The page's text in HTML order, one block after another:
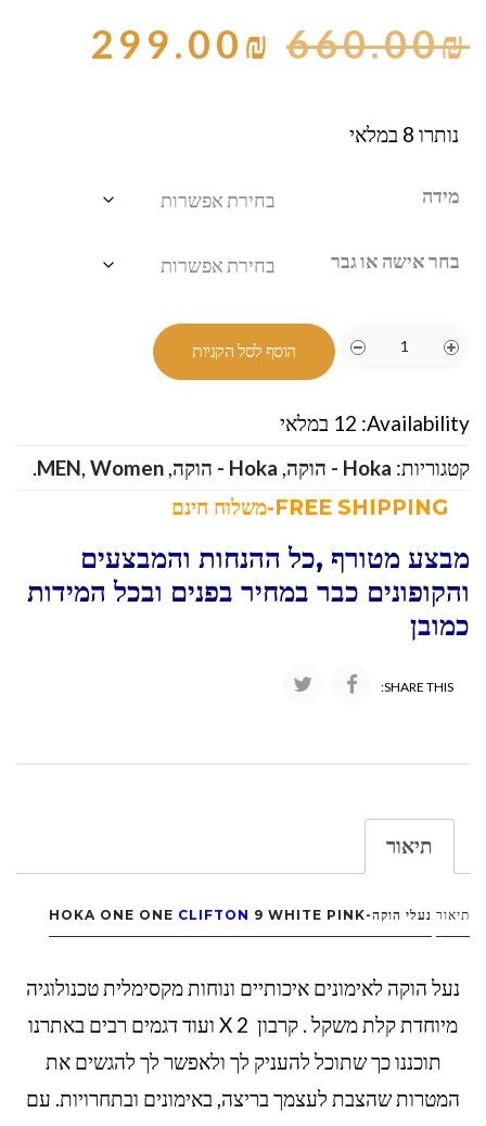
660.00₪
299.00₪
נותרו 8 במלאי
מידה
בחר אישה או גבר
הוסף לסל הקניות
Availability: 12 במלאי
קטגוריות: Hoka - הוקה , Hoka - הוקה ,
MEN, Women
.
מבצע מטורף ,כל ההנחות והמבצעים
והקופונים כבר במחיר בפנים ובכל המידות
כמובן
SHARE THIS:
תיאור
תיאור נעלי הוקה-HOKA ONE ONE CLIFTON 9 WHITE PINK
נעל הוקה לאימונים איכותיים ונוחות מקסימלית טכנולוגיה
מיוחדת קלת משקל . קרבון X 2 ועוד דגמים רבים באתרנו
תוכננו כך שתוכל להעניק לך ולאפשר לך להגשים את
המטרות שהצבת לעצמך בריצה, באימונים ובתחרויות. עם